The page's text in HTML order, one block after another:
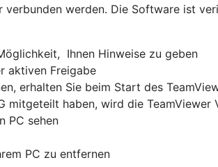
werden. Die Software ist
Ihnen Hinweise zu geben
aktiven Freigabe
erhalten Sie beim Start des
mitgeteilt haben, wird die TeamViewer
PC sehen
PC zu entfernen